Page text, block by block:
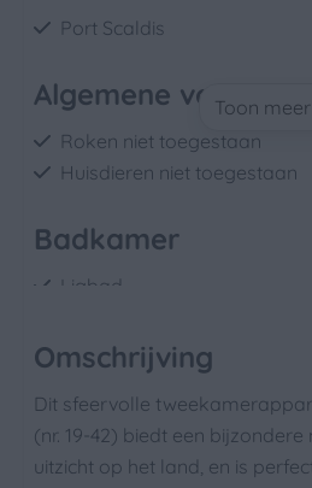
Port Scaldis
Algemene
Roken niet toegestaan
Huisdieren niet toegestaan
Badkamer
Ligbad
Toilet
Wastafel: 1
Slaapkamer
Toon meer
Omschrijving
Dit sfeervolle
(nr. 19-42) biedt een bijzondere
uitzicht op het land, en is